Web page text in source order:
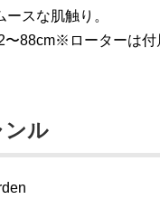
ースな肌触り。
〜88cm※ローターは付
ンル